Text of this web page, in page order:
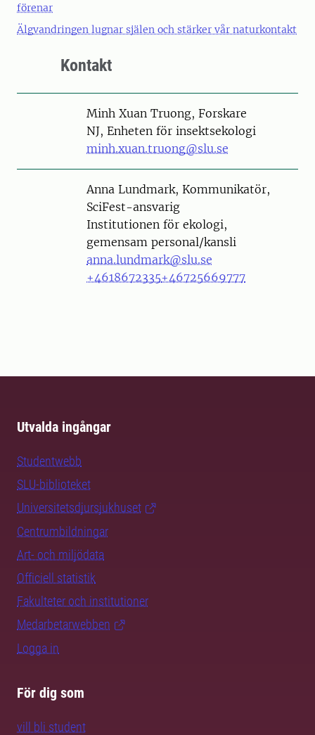
förenar
Älgvandringen lugnar själen och stärker vår naturkontakt
Kontakt
PersonMinh Xuan Truong, Forskare
NJ, Enheten för insektsekologi
minh.xuan.truong@slu.se
PersonAnna Lundmark, Kommunikatör,
SciFest-ansvarig
Institutionen för ekologi,
gemensam personal/kansli
anna.lundmark@slu.se
+4618672335+46725669777
Utvalda ingångar
Studentwebb
SLU-biblioteket
Universitetsdjursjukhuset
Centrumbildningar
Art- och miljödata
Officiell statistik
Fakulteter och institutioner
Medarbetarwebben
Logga in
För dig som
vill bli student